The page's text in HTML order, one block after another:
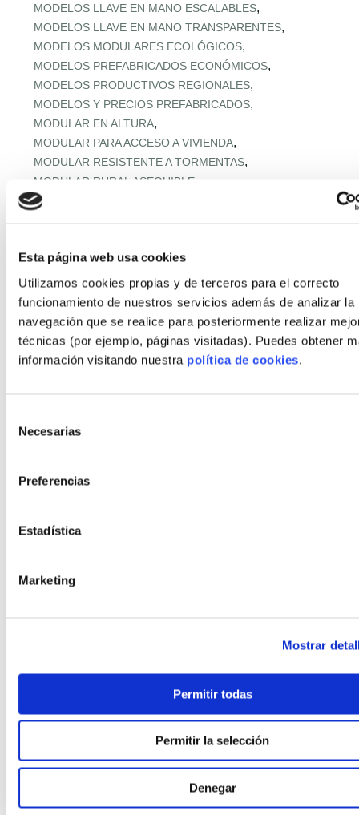
Esta página web usa cookies
Utilizamos cookies propias y de terceros para el correcto
funcionamiento de nuestros servicios además de analizar la
navegación que se realice para posteriormente realizar
técnicas (por ejemplo, páginas visitadas). Puedes obtener
información visitando nuestra política de cookies.
Necesarias
Preferencias
Estadística
Marketing
Mostrar
Permitir todas
Permitir la selección
Denegar
MODELOS LLAVE EN MANO ESCALABLES,
MODELOS LLAVE EN MANO TRANSPARENTES,
MODELOS MODULARES ECOLÓGICOS,
MODELOS PREFABRICADOS ECONÓMICOS,
MODELOS PRODUCTIVOS REGIONALES,
MODELOS Y PRECIOS PREFABRICADOS,
MODULAR EN ALTURA,
MODULAR PARA ACCESO A VIVIENDA,
MODULAR RESISTENTE A TORMENTAS,
MODULAR RURAL ASEQUIBLE
MONTAJE EXPRÉS Y MICROPLAZOS
OFERTA RETAIL Y LLAVE EN MANO
,OFF‑SITE VIVIENDA ASEQUIBLE
OFF‑SITE Y FÁBRICAS MODULARES
OPTIMIZACIÓN IA CADENA
PANELES Y MÓDULOS ESTRUCTURALES ,
PASSIVHAUS APLICADA PASSIVHAUS APLICADO
PASSIVHAUS EN ENTORNOS EXTREMOS
PASSIVHAUS PREMIUM
PILOTOS MUNICIPALES MODULAR
PREFABRICACIÓN POST‑DESASTRE
PREFABRICADAS FAMILIARES 2 PLANTAS
PREFABRICADAS LIFESTYLE,
PREFABRICADAS LOW‑COST,
PREFABRICADAS PRECIO RÉCORD,
PREFABRICADO HORMIGÓN RESIDENCIAL